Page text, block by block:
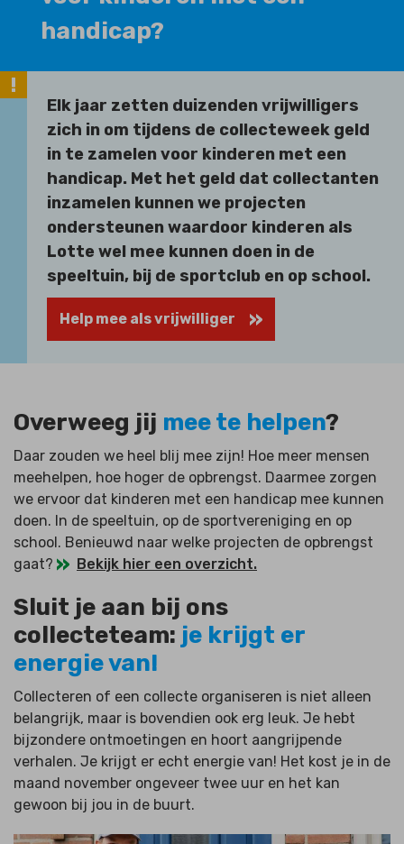
handicap?
Elk jaar zetten duizenden vrijwilligers
zich in om tijdens de collecteweek geld
in te zamelen voor kinderen met een
handicap. Met het geld dat collectanten
inzamelen kunnen we projecten
ondersteunen waardoor kinderen als
Lotte wel mee kunnen doen in de
speeltuin, bij de sportclub en op school.
Help mee als vrijwilliger
Overweeg jij mee te helpen?
Daar zouden we heel blij mee zijn! Hoe meer mensen
meehelpen, hoe hoger de opbrengst. Daarmee zorgen
we ervoor dat kinderen met een handicap mee kunnen
doen. In de speeltuin, op de sportvereniging en op
school. Benieuwd naar welke projecten de opbrengst
gaat?
Bekijk hier een overzicht.
Sluit je aan bij ons
collecteteam: je krijgt er
energie van!
Collecteren of een collecte organiseren is niet alleen
belangrijk, maar is bovendien ook erg leuk. Je hebt
bijzondere ontmoetingen en hoort aangrijpende
verhalen. Je krijgt er echt energie van! Het kost je in de
maand november ongeveer twee uur en het kan
gewoon bij jou in de buurt.